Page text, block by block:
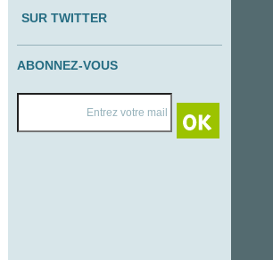
SUR TWITTER
ABONNEZ-VOUS